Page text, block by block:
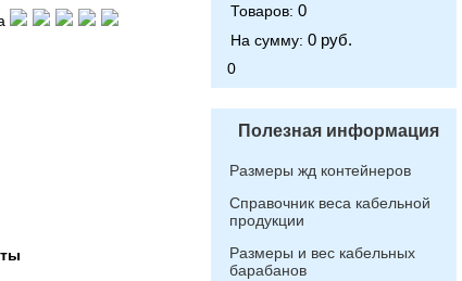
Товаров: 0
На сумму: 0 руб.
0
Полезная информация
Размеры жд контейнеров
Справочник веса кабельной
продукции
Размеры и вес кабельных
барабанов